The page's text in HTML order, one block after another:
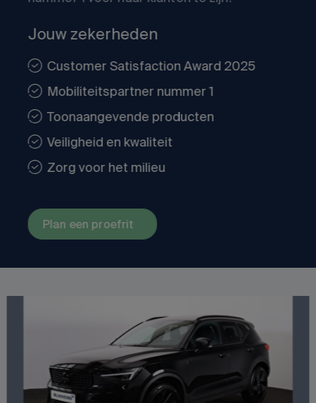
Jouw zekerheden
Customer Satisfaction Award 2025
Mobiliteitspartner nummer 1
Toonaangevende producten
Veiligheid en kwaliteit
Zorg voor het milieu
Plan een proefrit